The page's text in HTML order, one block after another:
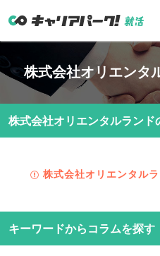
株式会社オリエンタ
株式会社オリエンタルランド
株式会社オリエンタル
キーワードからコラムを探す